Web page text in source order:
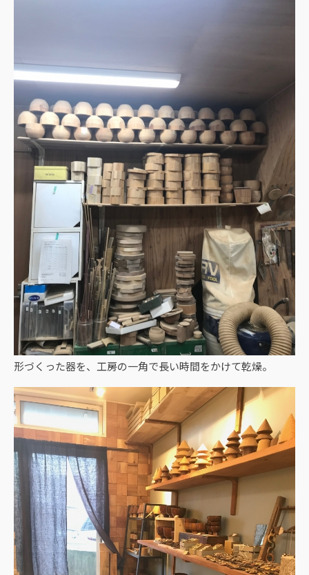
形づくった器を、工房の一角で長い時間をかけて乾燥。